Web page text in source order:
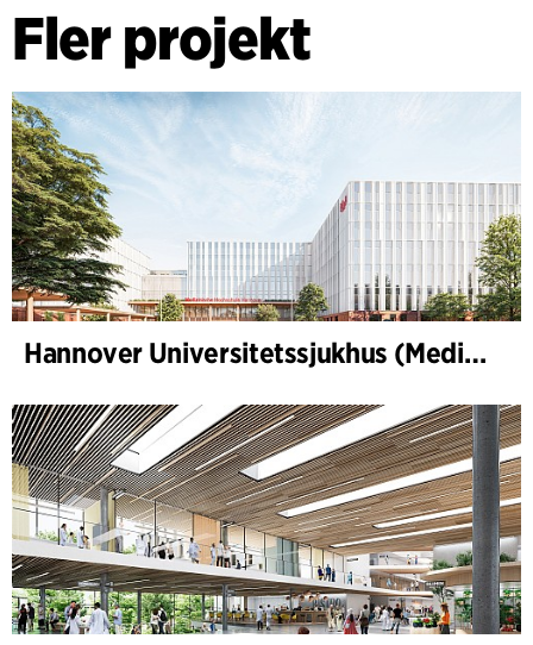
Fler projekt
Hannover Universitetssjukhus (Medizinische Hochschule Hannover, MHH)